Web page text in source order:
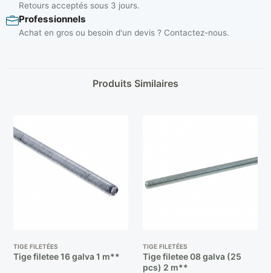
Retours acceptés sous 3 jours.
Professionnels
Achat en gros ou besoin d'un devis ? Contactez-nous.
Produits Similaires
TIGE FILETÉES
Tige filetee 16 galva 1 m**
TIGE FILETÉES
Tige filetee 08 galva (25
pcs) 2 m**